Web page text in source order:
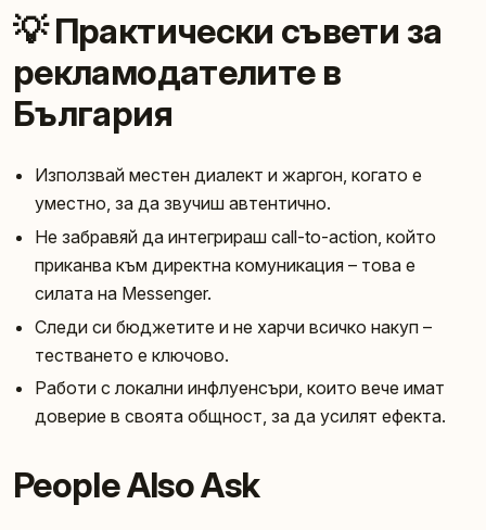
💡 Практически съвети за
рекламодателите в
България
Използвай местен диалект и жаргон, когато е
уместно, за да звучиш автентично.
Не забравяй да интегрираш call-to-action, който
приканва към директна комуникация – това е
силата на Messenger.
Следи си бюджетите и не харчи всичко накуп –
тестването е ключово.
Работи с локални инфлуенсъри, които вече имат
доверие в своята общност, за да усилят ефекта.
People Also Ask